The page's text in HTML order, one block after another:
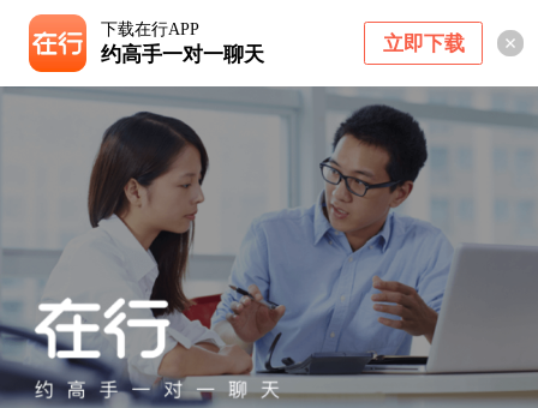
下载在行APP
约高手一对一聊天 立即下载